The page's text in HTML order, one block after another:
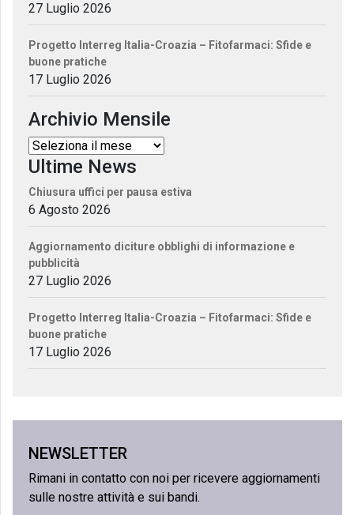
27 Luglio 2026
Progetto Interreg Italia-Croazia – Fitofarmaci: Sfide e
buone pratiche
17 Luglio 2026
Archivio Mensile
Ultime News
Chiusura uffici per pausa estiva
6 Agosto 2026
Aggiornamento diciture obblighi di informazione e
pubblicità
27 Luglio 2026
Progetto Interreg Italia-Croazia – Fitofarmaci: Sfide e
buone pratiche
17 Luglio 2026
NEWSLETTER
Rimani in contatto con noi per ricevere aggiornamenti
sulle nostre attività e sui bandi.